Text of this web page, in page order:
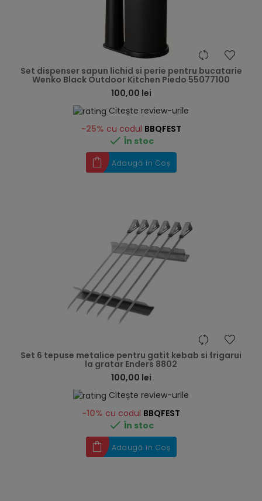
Set dispenser sapun lichid si perie pentru bucatarie
Wenko Black Outdoor Kitchen Piedo 55077100
100,00 lei
Citește review-urile
-25% cu codul BBQFEST
 În stoc
Adaugă în Coș
Set 6 tepuse metalice pentru gatit kebab si frigarui
la gratar Enders 8802
100,00 lei
Citește review-urile
-10% cu codul BBQFEST
 În stoc
Adaugă în Coș